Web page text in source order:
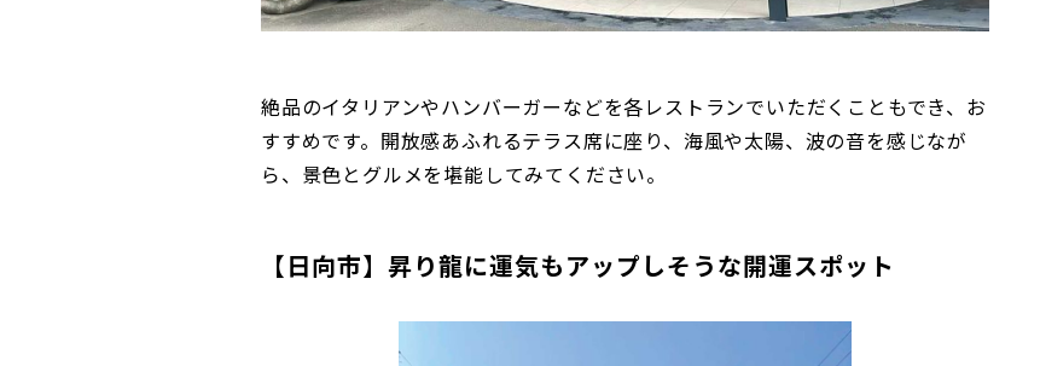
絶品のイタリアンやハンバーガーなどを各レストランでいただくこともでき、お
すすめです。開放感あふれるテラス席に座り、海風や太陽、波の音を感じなが
ら、景色とグルメを堪能してみてください。
【日向市】昇り龍に運気もアップしそうな開運スポット